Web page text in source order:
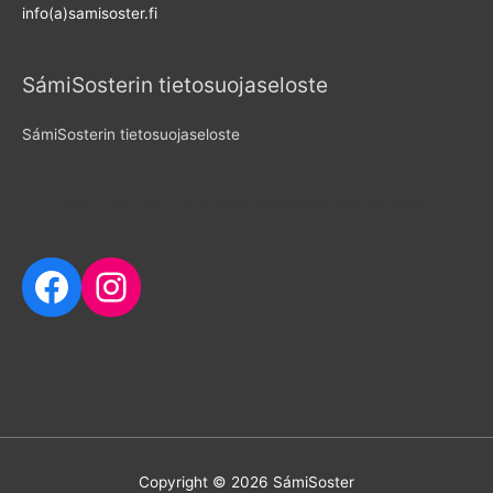
info(a)samisoster.fi
SámiSosterin tietosuojaseloste
SámiSosterin tietosuojaseloste
Facebook
Instagram
Copyright © 2026 SámiSoster